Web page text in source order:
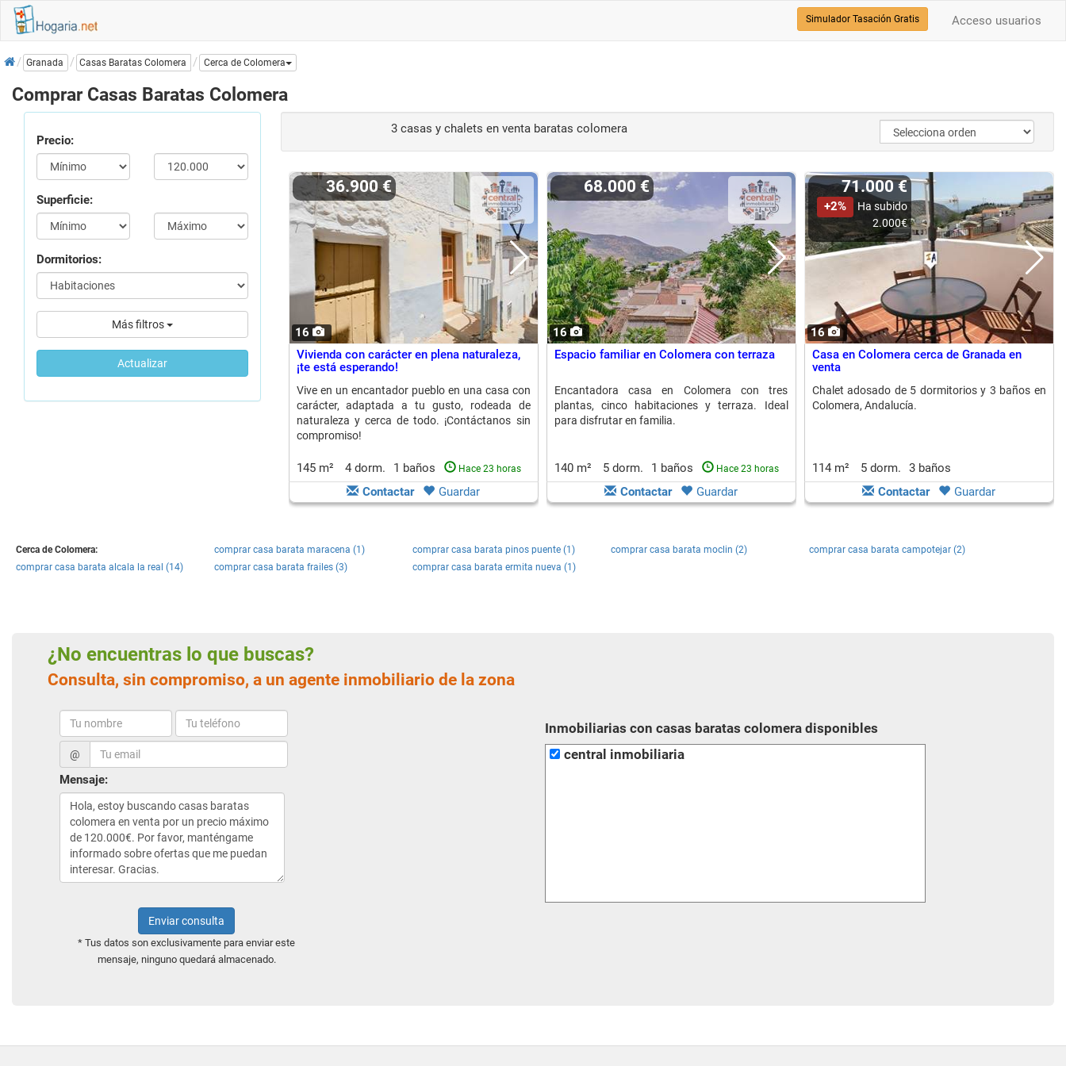
Acceso usuarios
Simulador Tasación Gratis
InicioGranada Casas Baratas Colomera Cerca de Colomera
Comprar Casas Baratas Colomera
Precio:
Superficie:
Dormitorios:
Más filtros
Actualizar
3 casas y chalets en venta baratas colomera
16
36.900 €
Vivienda con carácter en plena naturaleza,
¡te está esperando!
Vive en un encantador pueblo en una casa con
carácter, adaptada a tu gusto, rodeada de
naturaleza y cerca de todo. ¡Contáctanos sin
compromiso!
145 m² 4 dorm. 1 baños Hace 23 horas
Contactar Guardar
16
68.000 €
Espacio familiar en Colomera con terraza
Encantadora casa en Colomera con tres
plantas, cinco habitaciones y terraza. Ideal
para disfrutar en familia.
140 m² 5 dorm. 1 baños Hace 23 horas
Contactar Guardar
16
71.000 €
+2%
Ha subido
2.000€
Casa en Colomera cerca de Granada en
venta
Chalet adosado de 5 dormitorios y 3 baños en
Colomera, Andalucía.
114 m² 5 dorm.
3 baños
Contactar
Guardar
Cerca de Colomera: comprar casa barata maracena (1) comprar casa barata pinos puente (1) comprar casa barata moclin (2)
comprar casa barata campotejar (2)
comprar casa barata alcala la real (14)
comprar casa barata frailes (3) comprar casa barata ermita nueva (1)
¿No encuentras lo que buscas?
Consulta, sin compromiso, a un agente inmobiliario de la zona
@
Mensaje:
Enviar consulta
* Tus datos son exclusivamente para enviar este
mensaje, ninguno quedará almacenado.
Inmobiliarias con casas baratas colomera disponibles
central inmobiliaria